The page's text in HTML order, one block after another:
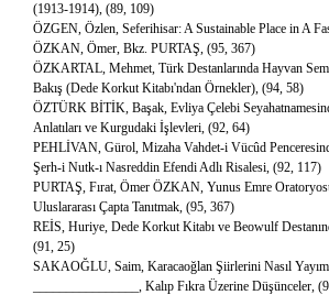
(1913-1914), (89, 109)
ÖZGEN, Özlen, Seferihisar: A Sustainable Place in A
ÖZKAN, Ömer, Bkz. PURTAŞ, (95, 367)
ÖZKARTAL, Mehmet, Türk Destanlarında Hayvan
Bakış (Dede Korkut Kitabı'ndan Örnekler), (94, 58)
ÖZTÜRK BİTİK, Başak, Evliya Çelebi
Anlatıları ve Kurgudaki İşlevleri, (92, 64)
PEHLİVAN, Gürol, Mizaha Vahdet-i Vücûd
Şerh-i Nutk-ı Nasreddin Efendi Adlı Risalesi, (92, 117)
PURTAŞ, Fırat, Ömer ÖZKAN, Yunus Emre
Uluslararası Çapta Tanıtmak, (95, 367)
REİS, Huriye, Dede Korkut Kitabı ve Beowulf
(91, 25)
SAKAOĞLU, Saim, Karacaoğlan Şiirlerini Nasıl
________________, Kalıp Fıkra Üzerine Düşünceler,